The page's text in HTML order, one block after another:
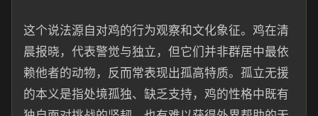
这个说法源自对鸡的行为观察和文化象征。鸡在清
晨报晓，代表警觉与独立，但它们并非群居中最依
赖他者的动物，反而常表现出孤高特质。孤立无援
的本义是指处境孤独、缺乏支持，鸡的性格中既有